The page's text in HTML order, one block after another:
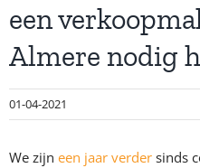
een
Almere nodig
01-04-2021
We zijn een jaar verder sinds